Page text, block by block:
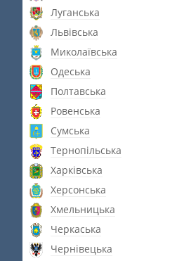
Луганська
Львівська
Миколаївська
Одеська
Полтавська
Ровенська
Сумська
Тернопільська
Харківська
Херсонська
Хмельницька
Черкаська
Чернівецька